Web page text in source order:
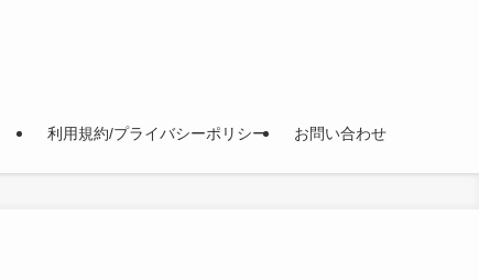
利用規約/プライバシーポリシー お問い合わせ